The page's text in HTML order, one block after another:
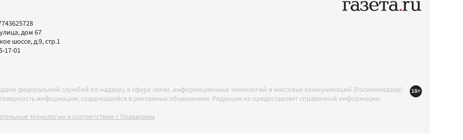
дом 67
шоссе, д.9, стр.1
17-01
федеральной службой по надзору в сфере связи, информационных технологий и массовых коммуникаций (Роскомнадзор)
информации, содержащейся в рекламных объявлениях. Редакция не предоставляет справочной информации.
технологии в соответствии с Правилами
18+